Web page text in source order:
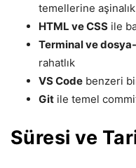
temellerine aşinalık
HTML ve CSS ile
Terminal ve
rahatlık
VS Code benzeri
Git ile temel
Süresi ve